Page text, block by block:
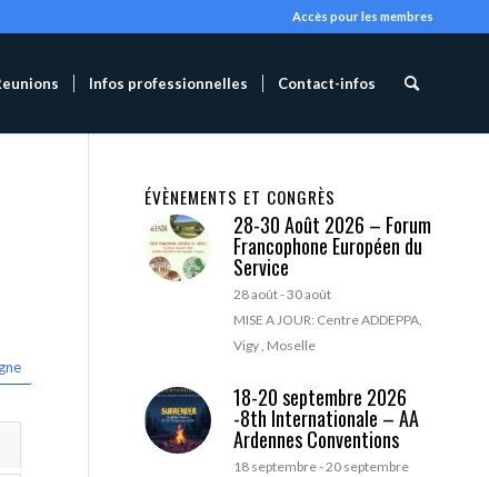
Accès pour les membres
Infos professionnelles Contact-infos
ÉVÈNEMENTS ET CONGRÈS
28-30 Août 2026 – Forum
Francophone Européen du
Service
28 août-30 août
MISE A JOUR: Centre ADDEPPA,
Vigy , Moselle
18-20 septembre 2026
-8th Internationale – AA
Ardennes Conventions
18 septembre-20 septembre